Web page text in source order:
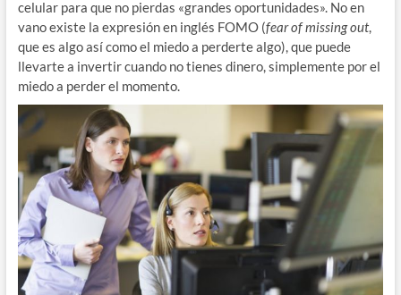
celular para que no pierdas «grandes oportunidades». No en
vano existe la expresión en inglés FOMO (fear of missing out,
que es algo así como el miedo a perderte algo), que puede
llevarte a invertir cuando no tienes dinero, simplemente por el
miedo a perder el momento.